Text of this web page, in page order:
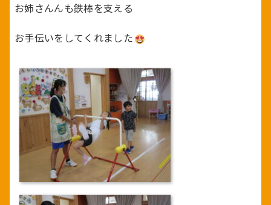
お姉さんんも鉄棒を支える
お手伝いをしてくれました